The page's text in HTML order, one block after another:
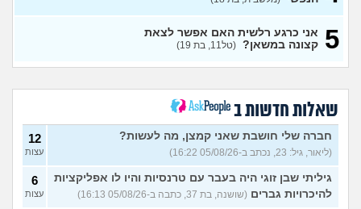
מה התפקיד? (הי, בן 19)
מנהל רשת בחיל התקשוב או
לוחם הגנה אווירית?
בן 19)
שתי אופציות קשות לפני
השירות בצה"ל (ניצן, בן 18)
2
עצות
התנשקתי עם מישהו מהבסיס
6
5
אני כרגע רלשית האם אפשר לצאת
קצונה במשאן? (טל11, בת 19)
שאלות חדשות ב
חברה שלי חושבת שאני קמצן, מה לעשות?
(ליאור, גיל: 23, נכתב ב-05/08/26 16:22)
12
עצות
גיליתי שבן זוגי היה בעבר עם טרנסיות והיו לו אפליקציות
להיכרויות גברים (שושנה, בת 37, כתבה ב-05/08/26 16:13)
6
עצות